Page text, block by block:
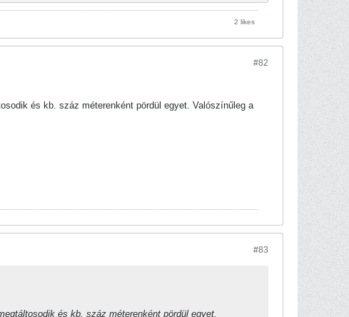
2 likes
#82
és kb. száz méterenként pördül egyet. Valószínűleg a
#83
és kb. száz méterenként pördül egyet.